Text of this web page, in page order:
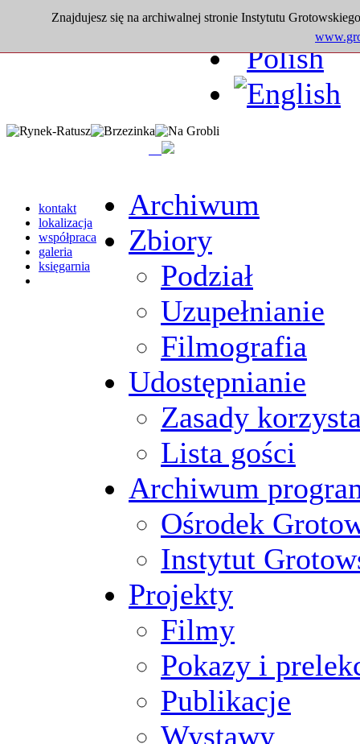
Znajdujesz się na archiwalnej stronie Instytutu
kontakt
lokalizacja
współpraca
galeria
księgarnia
Archiwum
Zbiory
Podział
Uzupełnianie
Filmografia
Udostępnianie
Zasady
Lista gości
Archiwum
Ośrodek
Instytut
Projekty
Filmy
Pokazy i
Publikacje
Wystawy